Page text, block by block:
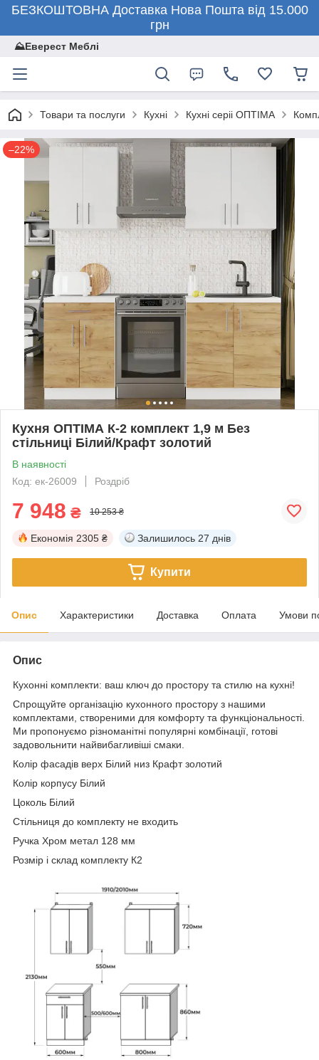
БЕЗКОШТОВНА Доставка Нова Пошта від 15.000
грн
⛰️Еверест Меблі
Товари та послуги Кухні Кухні серіі ОПТІМА
–22%
Кухня ОПТІМА К-2 комплект 1,9 м Без
стільниці Білий/Крафт золотий
В наявності
Код: ек-26009
Роздріб
7 948 ₴ 10 253 ₴
Економія 2305 ₴ Залишилось 27 днів
Купити
Опис Характеристики Доставка Оплата Умови
Опис
Кухонні комплекти: ваш ключ до простору та стилю на кухні!
Спрощуйте організацію кухонного простору з нашими
комплектами, створеними для комфорту та функціональності.
Ми пропонуємо різноманітні популярні комбінації, готові
задовольнити найвибагливіші смаки.
Колір фасадів верх Білий низ Крафт золотий
Колір корпусу Білий
Цоколь Білий
Стільниця до комплекту не входить
Ручка Хром метал 128 мм
Розмір і склад комплекту К2